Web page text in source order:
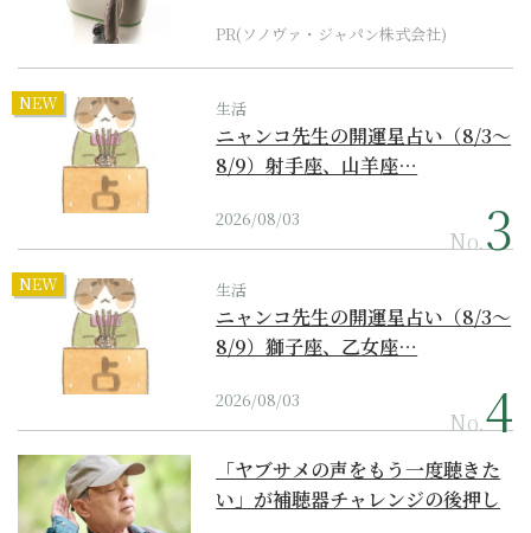
PR(ソノヴァ・ジャパン株式会社)
NEW 生活
ニャンコ先生の開運星占い（8/3～
8/9）射手座、山羊座…
2026/08/03
No.
NEW 生活
ニャンコ先生の開運星占い（8/3～
8/9）獅子座、乙女座…
2026/08/03
No.
「ヤブサメの声をもう一度聴きた
い」が補聴器チャレンジの後押し